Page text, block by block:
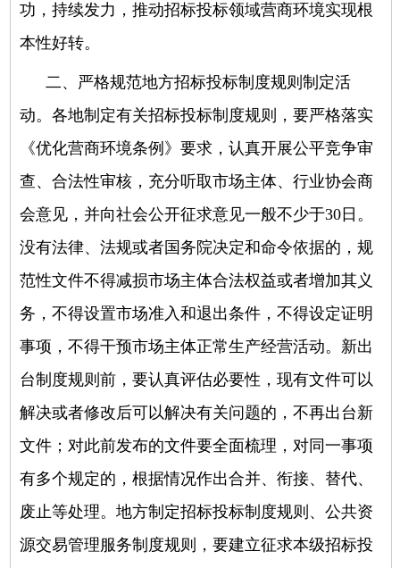
功，持续发力，推动招标投标领域营商环境实现根
本性好转。
二、严格规范地方招标投标制度规则制定活
动。 各地制定有关招标投标制度规则，要严格落实
《优化营商环境条例》要求，认真开展公平竞争审
查、合法性审核，充分听取市场主体、行业协会商
会意见，并向社会公开征求意见一般不少于30日。
没有法律、法规或者国务院决定和命令依据的，规
范性文件不得减损市场主体合法权益或者增加其义
务，不得设置市场准入和退出条件，不得设定证明
事项，不得干预市场主体正常生产经营活动。新出
台制度规则前，要认真评估必要性，现有文件可以
解决或者修改后可以解决有关问题的，不再出台新
文件；对此前发布的文件要全面梳理，对同一事项
有多个规定的，根据情况作出合并、衔接、替代、
废止等处理。地方制定招标投标制度规则、公共资
源交易管理服务制度规则，要建立征求本级招标投